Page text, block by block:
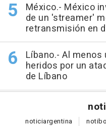
México.- México
de un 'streamer'
retransmisión en
Líbano.- Al
heridos por un
de Líbano
noti
noticiargentina noti